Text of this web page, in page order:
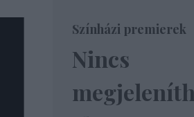
Színházi premierek
Nincs